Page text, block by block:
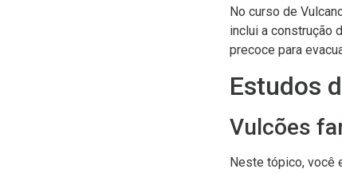
No curso de
inclui a construção
precoce para
Estudos
Vulcões
Neste tópico, você